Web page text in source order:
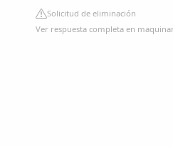
Solicitud de eliminación
Ver respuesta completa en